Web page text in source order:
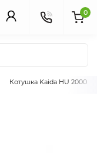
0
Котушка Kaida HU 2000